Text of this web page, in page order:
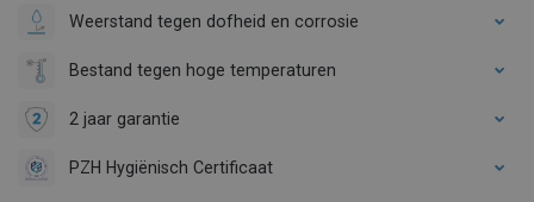
Weerstand tegen dofheid en corrosie
Bestand tegen hoge temperaturen
2 jaar garantie
PZH Hygiënisch Certificaat